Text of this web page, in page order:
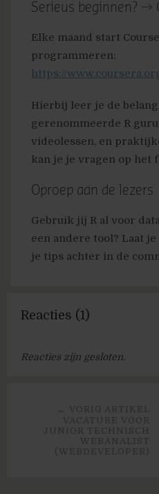
Serieus beginnen? →
Elke maand start
programmeren:
https://
Hierbij leer je de
gerenommeerde R
videolessen, en
kan je je vragen op het
Oproep aan de lezers
Gebruik jij R al voor
een andere tool? Laat
je tips achter in de
Reacties (1)
Reacties zijn gesloten.
← VORIG ARTIKEL
VACATURE VOOR
JUNIOR TECHNISCH
WEBANALIST
(WEBDEVELOPER)